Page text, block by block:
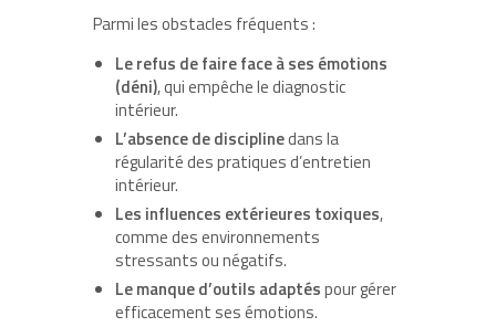
Parmi les obstacles fréquents :
Le refus de faire face à ses émotions
(déni), qui empêche le diagnostic
intérieur.
L’absence de disciplinedans la
régularité des pratiques d’entretien
intérieur.
Les influences extérieures toxiques,
comme des environnements
stressants ou négatifs.
Le manque d’outils adaptéspour gérer
efficacement ses émotions.